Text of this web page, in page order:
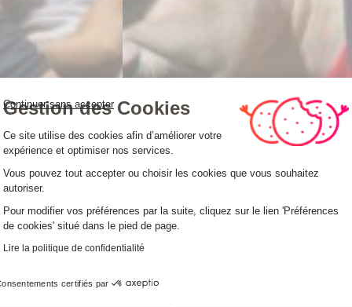
Continuer sans accepter
Gestion des Cookies
Plateforme de Gestion du
Ce site utilise des cookies afin d’améliorer votre
expérience et optimiser nos services.
Vous pouvez tout accepter ou choisir les cookies que vous souhaitez
autoriser.
Pour modifier vos préférences par la suite, cliquez sur le lien 'Préférences
de cookies' situé dans le pied de page.
Lire la politique de confidentialité
certifiés par
Axeptio consent